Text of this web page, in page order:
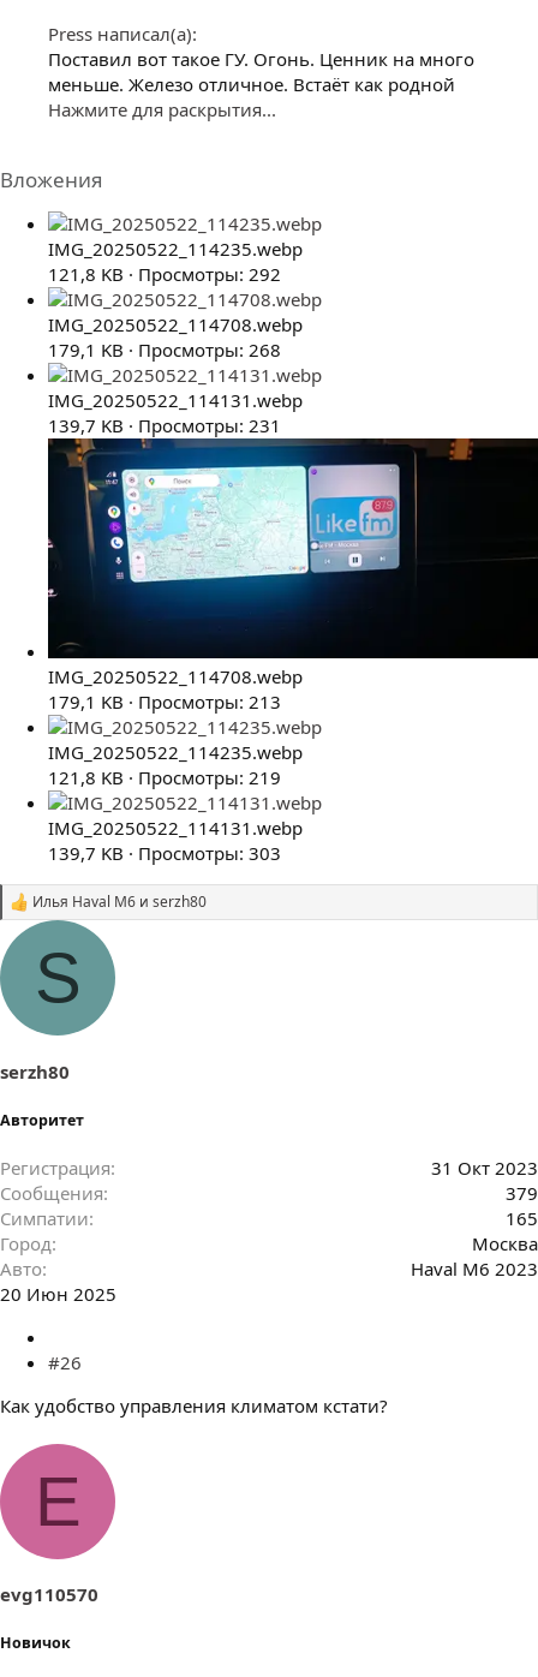
Press написал(а):
Поставил вот такое ГУ. Огонь. Ценник на много
меньше. Железо отличное. Встаёт как родной
Нажмите для раскрытия...
Вложения
IMG_20250522_114235.webp
121,8 KB · Просмотры: 292
IMG_20250522_114708.webp
179,1 KB · Просмотры: 268
IMG_20250522_114131.webp
139,7 KB · Просмотры: 231
IMG_20250522_114708.webp
179,1 KB · Просмотры: 213
IMG_20250522_114235.webp
121,8 KB · Просмотры: 219
IMG_20250522_114131.webp
139,7 KB · Просмотры: 303
С
м
т
и
Илья Haval M6 и serzh80
S
serzh80
Авторитет
Регистрация
31 Окт 2023
Сообщения
379
Симпатии
165
Город
Москва
Авто
Haval M6 2023
20 Июн 2025
#26
Как удобство управления климатом кстати?
E
evg110570
Новичок